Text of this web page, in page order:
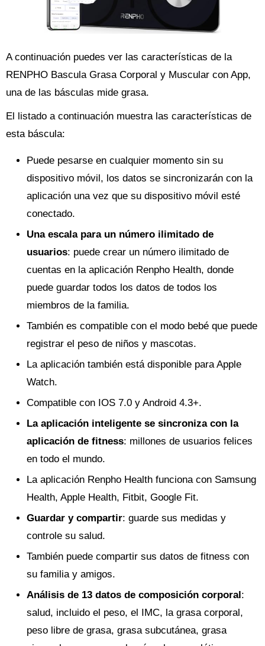
A continuación puedes ver las características de la
RENPHO Bascula Grasa Corporal y Muscular con App,
una de las básculas mide grasa.
El listado a continuación muestra las características de
esta báscula:
Puede pesarse en cualquier momento sin su
dispositivo móvil, los datos se sincronizarán con la
aplicación una vez que su dispositivo móvil esté
conectado.
Una escala para un número ilimitado de
usuarios: puede crear un número ilimitado de
cuentas en la aplicación Renpho Health, donde
puede guardar todos los datos de todos los
miembros de la familia.
También es compatible con el modo bebé que puede
registrar el peso de niños y mascotas.
La aplicación también está disponible para Apple
Watch.
Compatible con IOS 7.0 y Android 4.3+.
La aplicación inteligente se sincroniza con la
aplicación de fitness: millones de usuarios felices
en todo el mundo.
La aplicación Renpho Health funciona con Samsung
Health, Apple Health, Fitbit, Google Fit.
Guardar y compartir: guarde sus medidas y
controle su salud.
También puede compartir sus datos de fitness con
su familia y amigos.
Análisis de 13 datos de composición corporal:
salud, incluido el peso, el IMC, la grasa corporal,
peso libre de grasa, grasa subcutánea, grasa